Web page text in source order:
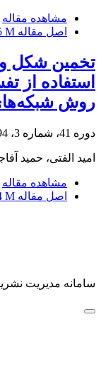
مشاهده مقاله
اصل مقاله M
تخمین شکل و
استفاده از
روش
دوره 41، شماره 3، 1394، صفحه
امید الفتی، حمید
مشاهده مقاله
اصل مقاله M
سامانه مدیریت